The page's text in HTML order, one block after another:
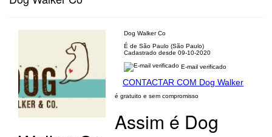
Dog Walker Co
É de São Paulo (São Paulo)
Cadastrado desde 09-10-2020
E-mail verificado
CONTACTAR COM Dog Walker
é gratuito e sem compromisso
Assim é Dog